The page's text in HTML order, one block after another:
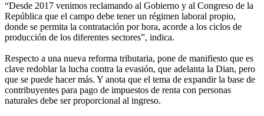
“Desde 2017 venimos reclamando al Gobierno y al Congreso de la
República que el campo debe tener un régimen laboral propio,
donde se permita la contratación por hora, acorde a los ciclos de
producción de los diferentes sectores”, indica.
Respecto a una nueva reforma tributaria, pone de manifiesto que es
clave redoblar la lucha contra la evasión, que adelanta la Dian, pero
que se puede hacer más. Y anota que el tema de expandir la base de
contribuyentes para pago de impuestos de renta con personas
naturales debe ser proporcional al ingreso.